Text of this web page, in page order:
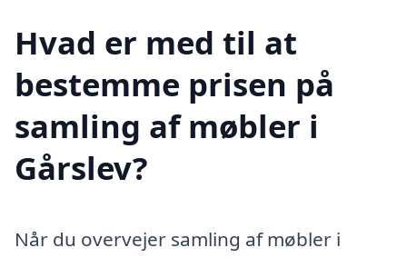
Hvad er med til at
bestemme prisen på
samling af møbler i
Gårslev?
Når du overvejer samling af møbler i